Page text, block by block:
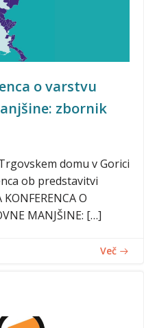
o varstvu
zbornik
domu v Gorici
ob predstavitvi
O
MANJŠINE: […]
Več